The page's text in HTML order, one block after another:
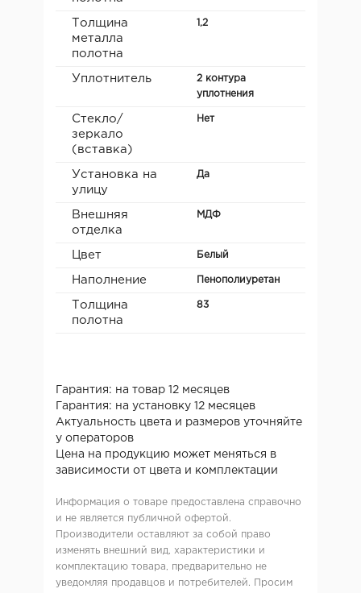
Толщина
металла
полотна
1,2
Уплотнитель
2 контура
уплотнения
Стекло/
зеркало
(вставка)
Нет
Установка на
улицу
Да
Внешняя
отделка
МДФ
Цвет Белый
Наполнение Пенополиуретан
Толщина
полотна
83
Гарантия: на товар 12 месяцев
Гарантия: на установку 12 месяцев
Актуальность цвета и размеров уточняйте
у операторов
Цена на продукцию может меняться в
зависимости от цвета и комплектации
Информация о товаре предоставлена справочно
и не является публичной офертой.
Производители оставляют за собой право
изменять внешний вид, характеристики и
комплектацию товара, предварительно не
уведомляя продавцов и потребителей. Просим